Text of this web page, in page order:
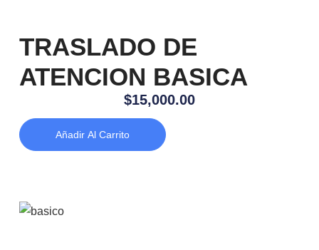
TRASLADO DE
ATENCION BASICA
$15,000.00
Añadir Al Carrito